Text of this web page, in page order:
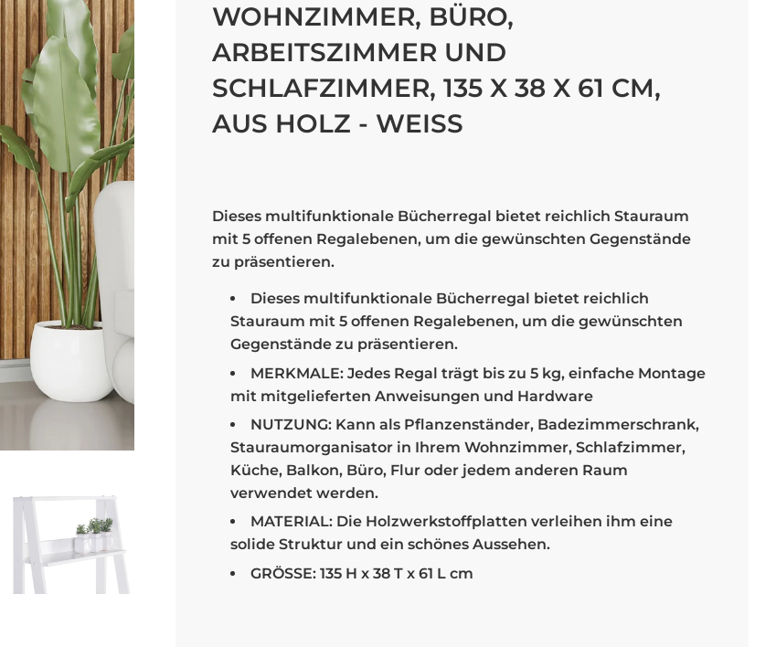
WOHNZIMMER, BÜRO,
ARBEITSZIMMER UND
SCHLAFZIMMER, 135 X 38 X 61 CM,
AUS HOLZ - WEISS
Dieses multifunktionale Bücherregal bietet reichlich Stauraum
mit 5 offenen Regalebenen, um die gewünschten Gegenstände
zu präsentieren.
Dieses multifunktionale Bücherregal bietet reichlich
Stauraum mit 5 offenen Regalebenen, um die gewünschten
Gegenstände zu präsentieren.
MERKMALE: Jedes Regal trägt bis zu 5 kg, einfache Montage
mit mitgelieferten Anweisungen und Hardware
NUTZUNG: Kann als Pflanzenständer, Badezimmerschrank,
Stauraumorganisator in Ihrem Wohnzimmer, Schlafzimmer,
Küche, Balkon, Büro, Flur oder jedem anderen Raum
verwendet werden.
MATERIAL: Die Holzwerkstoffplatten verleihen ihm eine
solide Struktur und ein schönes Aussehen.
GRÖSSE: 135 H x 38 T x 61 L cm